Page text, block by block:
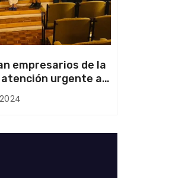
empresarios de la
urgente a
locales y